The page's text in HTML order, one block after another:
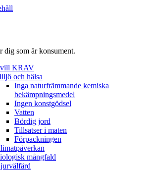
dig som är konsument.
vill KRAV
och hälsa
Inga naturfrämmande kemiska
bekämpningsmedel
Ingen konstgödsel
Vatten
Bördig jord
Tillsatser i maten
Förpackningen
mångfald